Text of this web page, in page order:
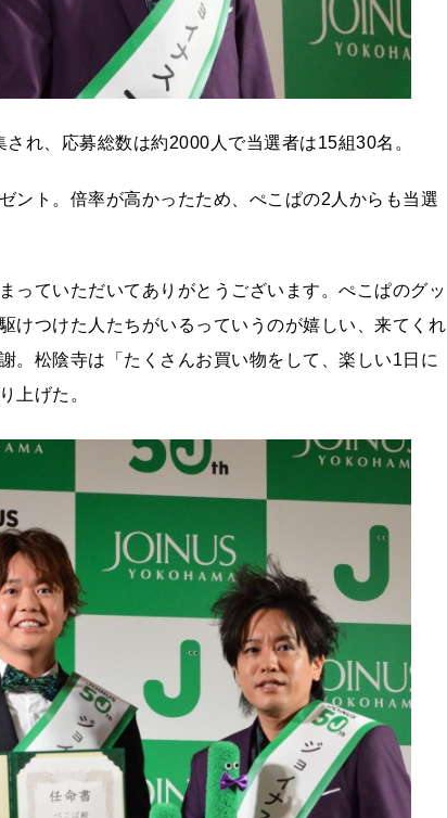
れ、応募総数は約2000人で当選者は15組30名。
ント。倍率が高かったため、ぺこぱの2人からも当選
っていただいてありがとうございます。ぺこぱのグッ
けつけた人たちがいるっていうのが嬉しい、来てくれ
。松陰寺は「たくさんお買い物をして、楽しい1日に
上げた。